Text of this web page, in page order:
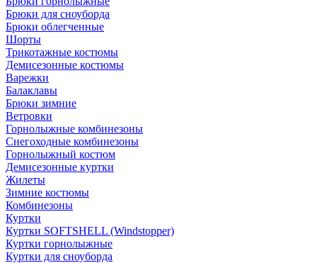
Брюки для сноуборда
Брюки облегченные
Шорты
Трикотажные костюмы
Демисезонные костюмы
Варежки
Балаклавы
Брюки зимние
Ветровки
Горнолыжные комбинезоны
Снегоходные комбинезоны
Горнолыжный костюм
Демисезонные куртки
Жилеты
Зимние костюмы
Комбинезоны
Куртки
Куртки SOFTSHELL (Windstopper)
Куртки горнолыжные
Куртки для сноуборда